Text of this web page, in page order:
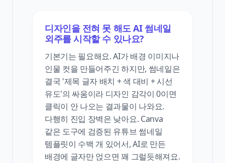
디자인을 전혀 못 해도 AI 썸네일
외주를 시작할 수 있나요?
기본기는 필요해요. AI가 배경 이미지나
인물 컷을 만들어주긴 하지만, 썸네일은
결국 '제목 글자 배치 + 색 대비 + 시선
유도'의 싸움이라 디자인 감각이 0이면
클릭이 안 나오는 결과물이 나와요.
다행히 진입 장벽은 낮아요. Canva
같은 도구에 검증된 유튜브 썸네일
템플릿이 수백 개 있어서, AI로 만든
배경에 글자만 얹으면 꽤 그럴듯해져요.